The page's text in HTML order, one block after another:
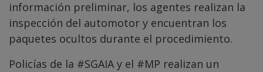
información preliminar, los agentes realizan la
inspección del automotor y encuentran los
paquetes ocultos durante el procedimiento.
Policías de la #SGAIA y el #MP realizan un